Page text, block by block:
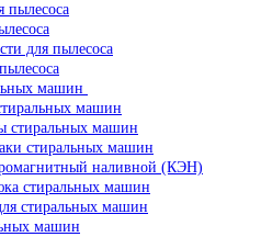
пылесоса
для пылесоса
машин
машин
стиральных машин
стиральных машин
наливной (КЭН)
стиральных машин
стиральных машин
машин